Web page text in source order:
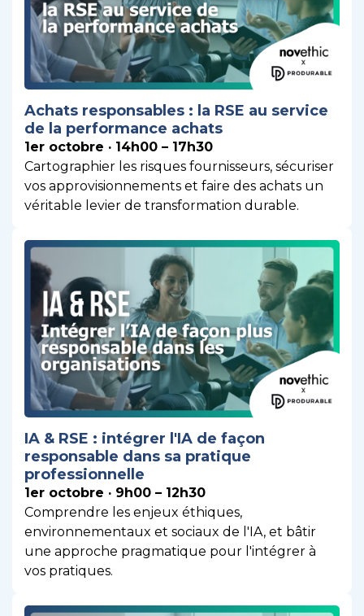
Achats responsables : la RSE au service
de la performance achats
1er octobre · 14h00 – 17h30
Cartographier les risques fournisseurs, sécuriser
vos approvisionnements et faire des achats un
véritable levier de transformation durable.
IA & RSE : intégrer l'IA de façon
responsable dans sa pratique
professionnelle
1er octobre · 9h00 – 12h30
Comprendre les enjeux éthiques,
environnementaux et sociaux de l'IA, et bâtir
une approche pragmatique pour l'intégrer à
vos pratiques.